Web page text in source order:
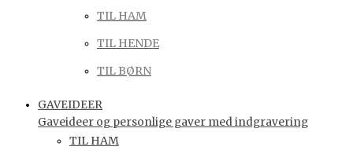
TIL HAM
TIL HENDE
TIL BØRN
GAVEIDEER
Gaveideer og personlige gaver med indgravering
TIL HAM